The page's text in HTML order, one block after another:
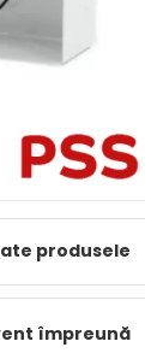
produsele
împreună